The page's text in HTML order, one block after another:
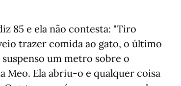
85 e ela não contesta: "Tiro
trazer comida ao gato, o último
um metro sobre o
Meo. Ela abriu-o e qualquer coisa